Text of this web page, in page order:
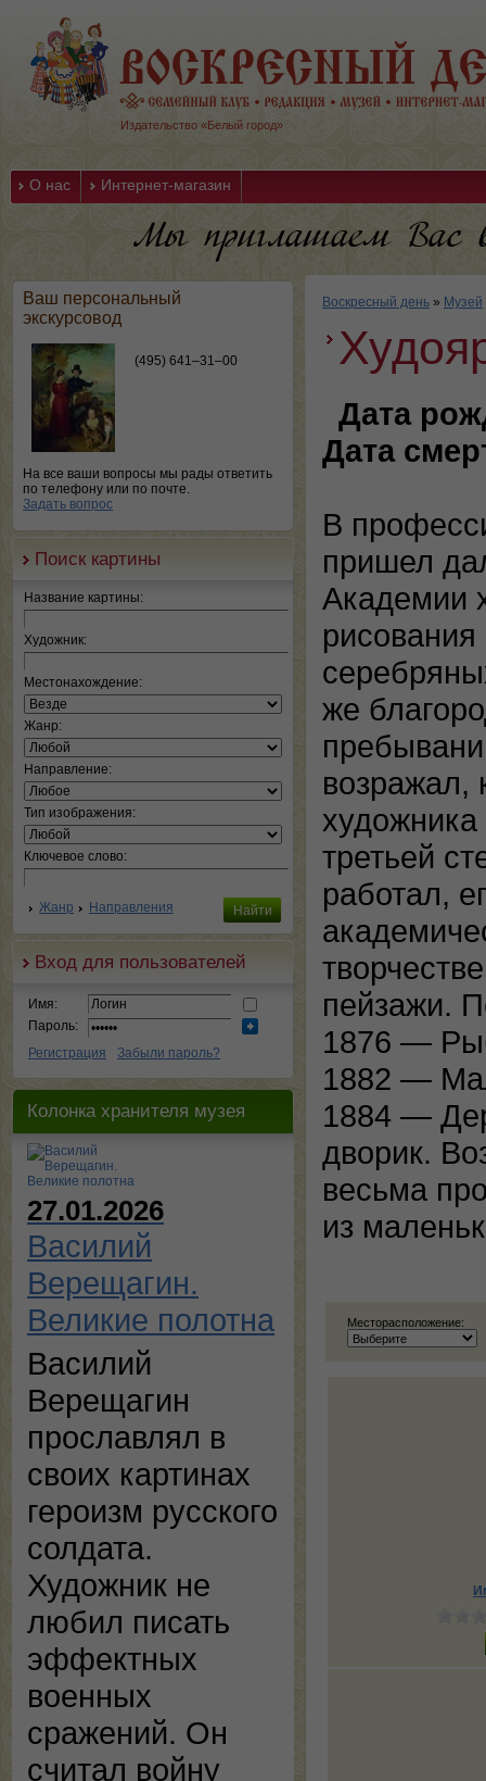
Издательство «Белый город»
О нас Интернет-магазин
Ваш персональный
экскурсовод
(495) 641–31–00
На все ваши вопросы мы рады ответить
по телефону или по почте.
Задать вопрос
Поиск картины
Название картины:
Художник:
Местонахождение:
Жанр:
Направление:
Тип изображения:
Ключевое слово:
Жанр Направления
Вход для пользователей
Имя:
Пароль:
Регистрация
Забыли пароль?
Колонка хранителя музея
27.01.2026
Василий
Верещагин.
Великие полотна
Василий
Верещагин
прославлял в
своих картинах
героизм русского
солдата.
Художник не
любил писать
эффектных
военных
сражений. Он
считал войну
Воскресный день » Музей
Дата
Дата
В
пришел
Академии
же
возражал,
третьей
работал,
пейзажи.
1876 —
1882 —
1884 —
дворик.
весьма
из
Месторасположение: